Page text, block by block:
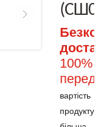
100%
вартість
продукту